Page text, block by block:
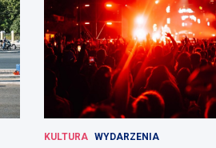
KULTURA WYDARZENIA